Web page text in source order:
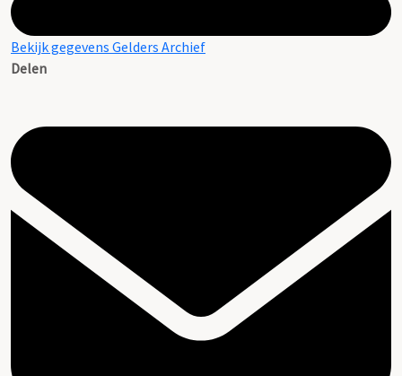
Bekijk gegevens Gelders Archief
Delen